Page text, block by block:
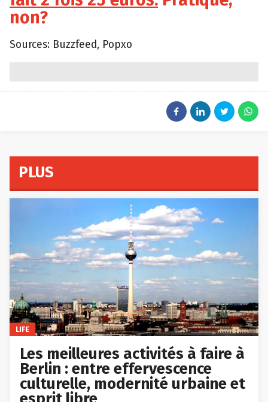
non?
Sources: Buzzfeed, Popxo
PLUS
LIFE
Les meilleures activités à faire à
Berlin : entre effervescence
culturelle, modernité urbaine et